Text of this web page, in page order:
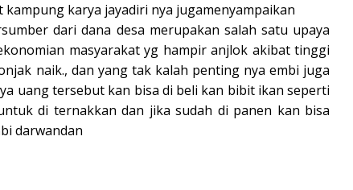
karya jayadiri nya jugamenyampaikan
dari dana desa merupakan salah satu upaya
masyarakat yg hampir anjlok akibat tinggi
naik., dan yang tak kalah penting nya embi juga
uang tersebut kan bisa di beli kan bibit ikan seperti
di ternakkan dan jika sudah di panen kan bisa
darwandan